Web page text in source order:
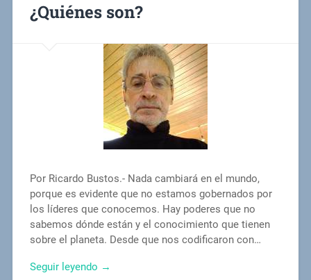
¿Quiénes son?
Por Ricardo Bustos.- Nada cambiará en el mundo,
porque es evidente que no estamos gobernados por
los líderes que conocemos. Hay poderes que no
sabemos dónde están y el conocimiento que tienen
sobre el planeta. Desde que nos codificaron con…
Seguir leyendo →